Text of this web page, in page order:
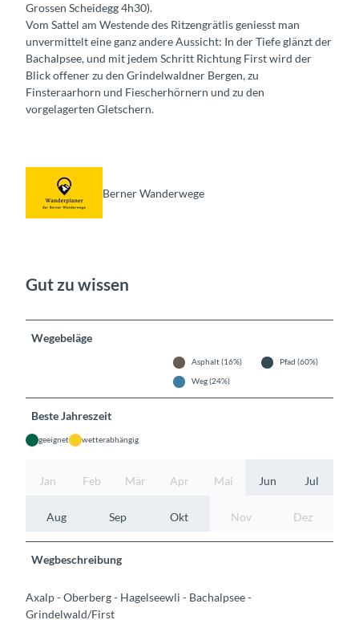
Grossen Scheidegg 4h30).
Vom Sattel am Westende des Ritzengrätlis geniesst man
unvermittelt eine ganz andere Aussicht: In der Tiefe glänzt der
Bachalpsee, und mit jedem Schritt Richtung First wird der
Blick offener zu den Grindelwaldner Bergen, zu
Finsteraarhorn und Fiescherhörnern und zu den
vorgelagerten Gletschern.
Berner Wanderwege
Gut zu wissen
Wegebeläge
Asphalt (16%)
Pfad (60%)
Weg (24%)
Beste Jahreszeit
geeignet wetterabhängig
Jan Feb Mär Apr Mai Jun Jul
Aug Sep Okt Nov Dez
Wegbeschreibung
Axalp - Oberberg - Hagelseewli - Bachalpsee -
Grindelwald/First